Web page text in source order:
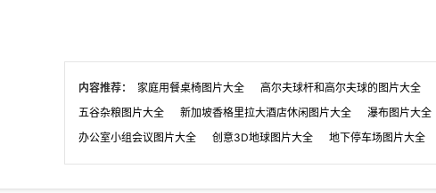
内容推荐： 家庭用餐桌椅图片大全 高尔夫球杆和高尔夫球的图片大全
五谷杂粮图片大全
新加坡香格里拉大酒店休闲图片大全 瀑布图片大全
办公室小组会议图片大全
创意3D地球图片大全 地下停车场图片大全